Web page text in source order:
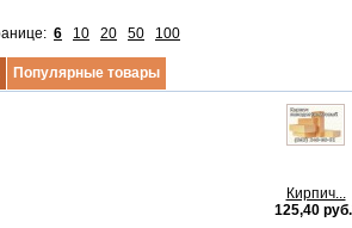
6 10 20 50 100
Популярные товары
Кирпич...
125,40 руб.